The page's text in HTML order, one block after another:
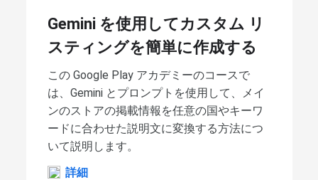
Gemini を使用してカスタム リ
スティングを簡単に作成する
この Google Play アカデミーのコースで
は、Gemini とプロンプトを使用して、メイ
ンのストアの掲載情報を任意の国やキーワ
ードに合わせた説明文に変換する方法につ
いて説明します。
詳細